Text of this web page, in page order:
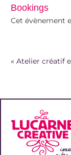
Bookings
Cet évènement
« Atelier créatif